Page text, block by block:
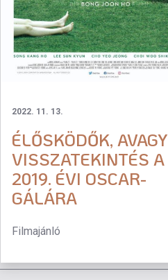
2022. 11. 13.
ÉLŐSKÖDŐK, AVAGY
VISSZATEKINTÉS A
2019. ÉVI OSCAR-
GÁLÁRA
Filmajánló